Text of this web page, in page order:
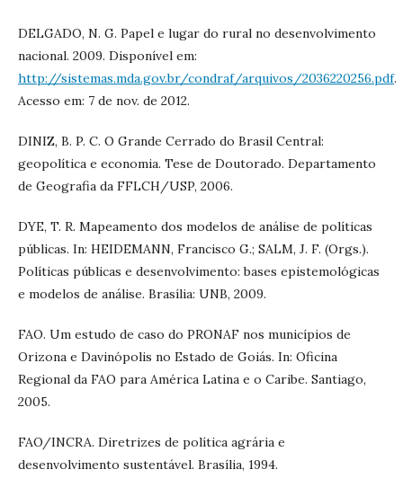
DELGADO, N. G. Papel e lugar do rural no desenvolvimento
nacional. 2009. Disponível em:
http://sistemas.mda.gov.br/condraf/arquivos/2036220256.pdf.
Acesso em: 7 de nov. de 2012.
DINIZ, B. P. C. O Grande Cerrado do Brasil Central:
geopolítica e economia. Tese de Doutorado. Departamento
de Geografia da FFLCH/USP, 2006.
DYE, T. R. Mapeamento dos modelos de análise de políticas
públicas. In: HEIDEMANN, Francisco G.; SALM, J. F. (Orgs.).
Políticas públicas e desenvolvimento: bases epistemológicas
e modelos de análise. Brasília: UNB, 2009.
FAO. Um estudo de caso do PRONAF nos municípios de
Orizona e Davinópolis no Estado de Goiás. In: Oficina
Regional da FAO para América Latina e o Caribe. Santiago,
2005.
FAO/INCRA. Diretrizes de política agrária e
desenvolvimento sustentável. Brasília, 1994.